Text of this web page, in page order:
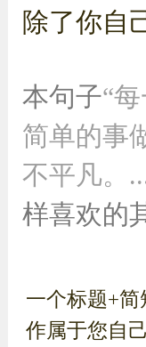
除了你自
本句子“
简单的事
不平凡。
样喜欢的
一个标题+
作属于您自